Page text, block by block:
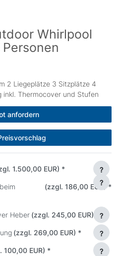
Whirlpool
2 Liegeplätze 3 Sitzplätze 4
inkl. Thermocover und Stufen
anfordern
1.500,00 EUR) * ?
(zzgl. 186,00 EUR)*
?
Heber (zzgl. 245,00 EUR) ?
(zzgl. 269,00 EUR) * ?
100,00 EUR) * ?